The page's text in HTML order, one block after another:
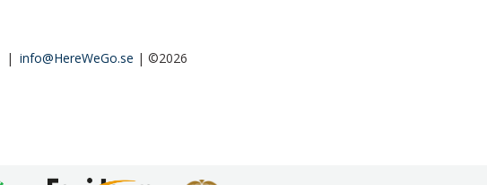
info@HereWeGo.se | ©2026